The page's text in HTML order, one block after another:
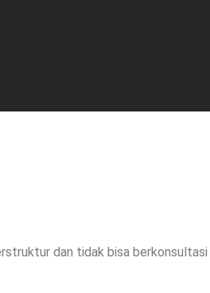
dan tidak bisa berkonsultasi